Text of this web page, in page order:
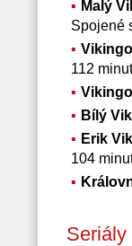
Malý
Spojené
112 minut
Bílý
Erik
104
Seriály